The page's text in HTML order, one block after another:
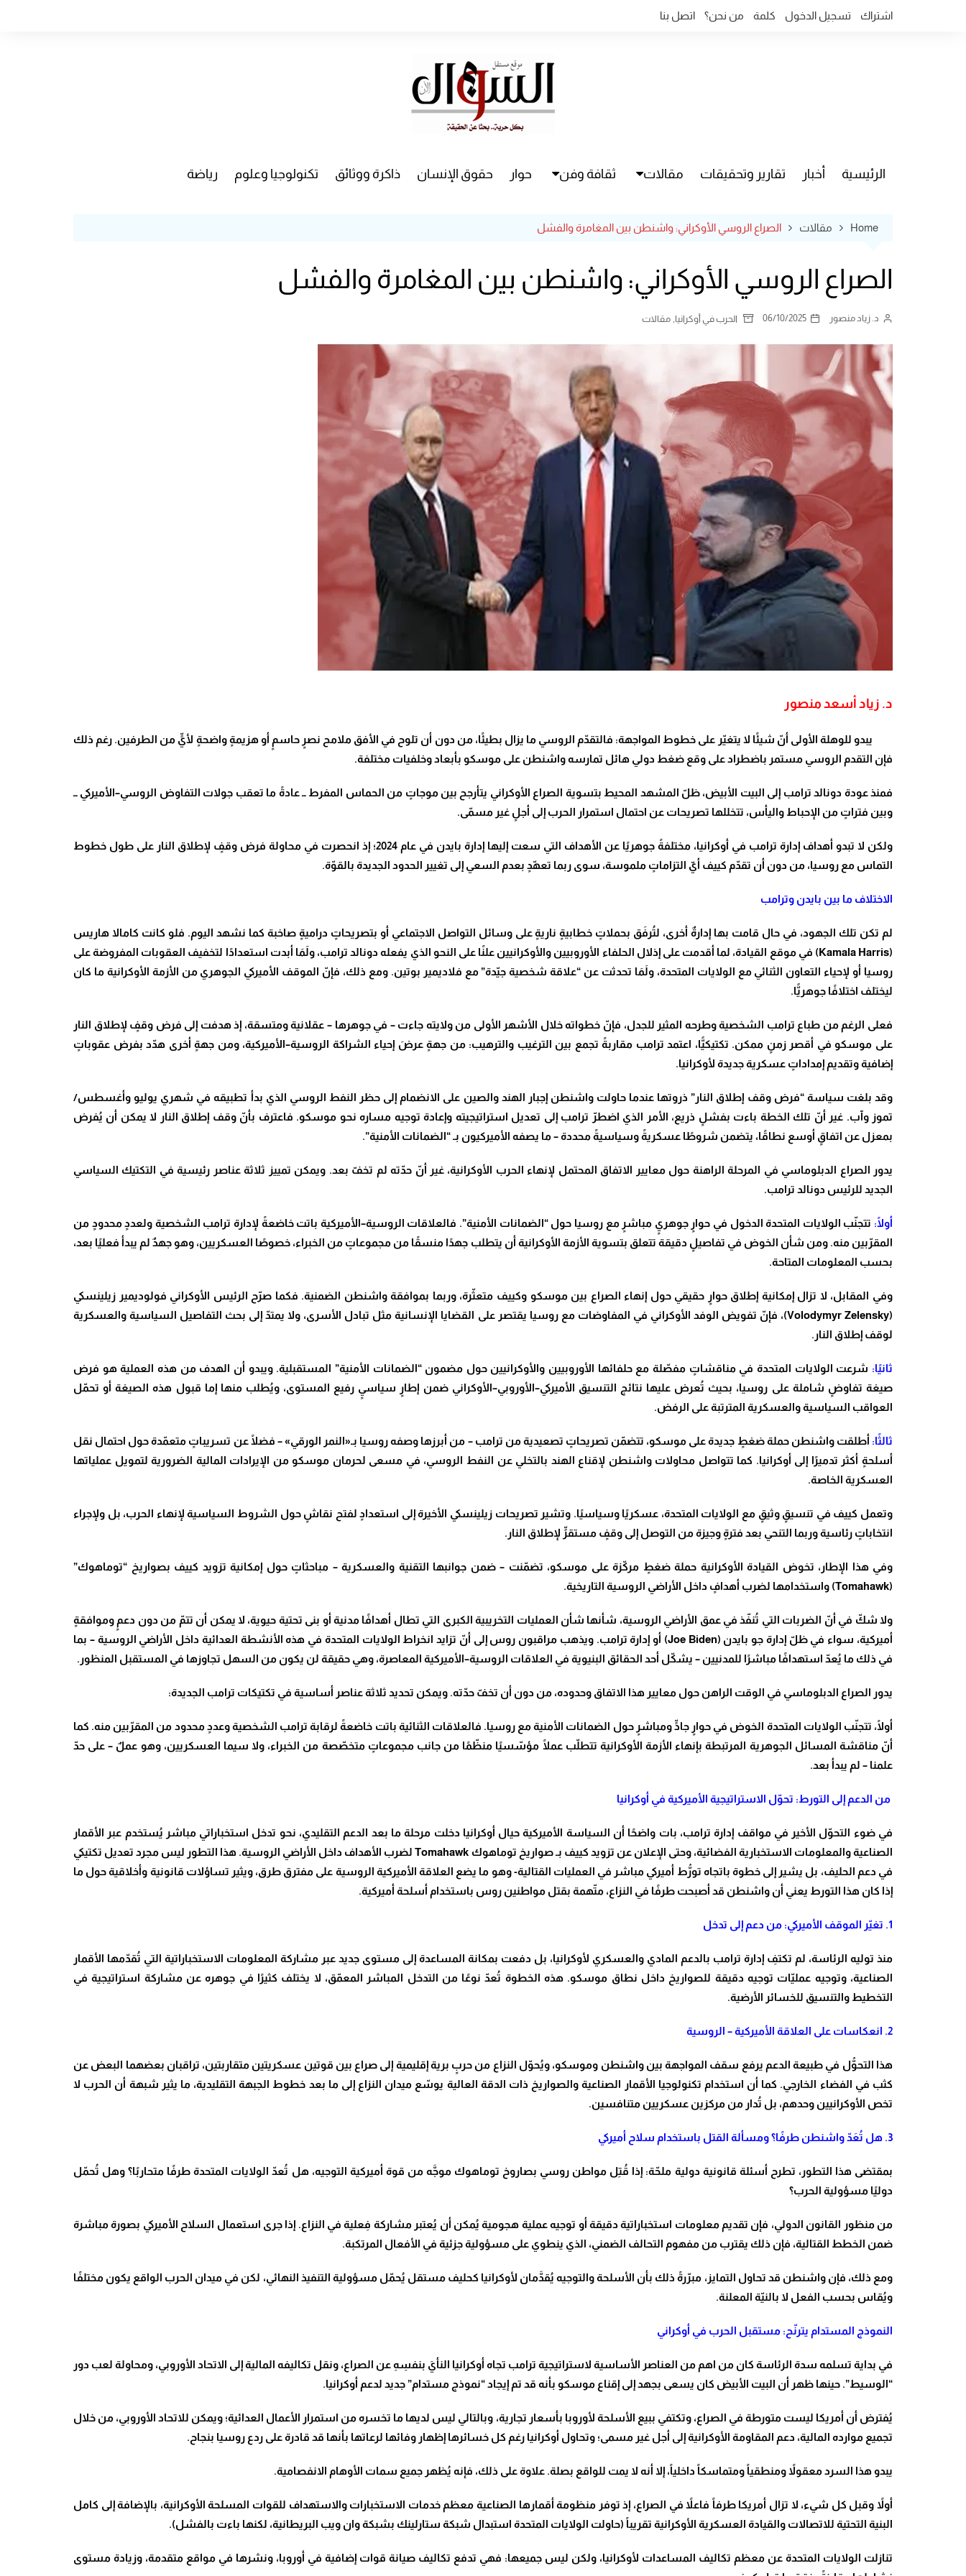
اشتراك تسجيل الدخول كلمة من نحن؟ اتصل بنا
الرئيسية أخبار تقارير وتحقيقات مقالات ثقافة وفن
مسرح
حوار حقوق الإنسان ذاكرة ووثائق تكنولوجيا وعلوم رياضة
Home مقالات الصراع الروسي الأوكراني: واشنطن بين المغامرة والفشل
الصراع الروسي الأوكراني: واشنطن بين المغامرة والفشل
د. زياد منصور 06/10/2025 الحرب في أوكرانيا مقالات
د. زياد أسعد منصور
يبدو للوهلة الأولى أنّ شيئًا لا يتغيّر على خطوط المواجهة: فالتقدّم الروسي ما يزال بطيئًا، من دون أن تلوح في الأفق ملامح نصرٍ حاسمٍ أو هزيمةٍ واضحةٍ لأيٍّ من الطرفين. رغم ذلك
فإن التقدم الروسي مستمر باضطراد على وقع ضغط دولي هائل تمارسه واشنطن على موسكو بأبعاد وخلفيات مختلفة.
فمنذ عودة دونالد ترامب إلى البيت الأبيض، ظلّ المشهد المحيط بتسوية الصراع الأوكراني يتأرجح بين موجاتٍ من الحماس المفرط ــ عادةً ما تعقب جولات التفاوض الروسي–الأميركي ــ
وبين فتراتٍ من الإحباط واليأس، تتخللها تصريحات عن احتمال استمرار الحرب إلى أجلٍ غير مسمّى.
ولكن لا تبدو أهداف إدارة ترامب في أوكرانيا، مختلفةً جوهريًا عن الأهداف التي سعت إليها إدارة بايدن في عام 2024؛ إذ انحصرت في محاولة فرض وقفٍ لإطلاق النار على طول خطوط
التماس مع روسيا، من دون أن تقدّم كييف أيّ التزاماتٍ ملموسة، سوى ربما تعهّدٍ بعدم السعي إلى تغيير الحدود الجديدة بالقوّة.
الاختلاف ما بين بايدن وترامب
لم تكن تلك الجهود، في حال قامت بها إدارةٌ أخرى، لتُرفَق بحملاتٍ خطابيةٍ ناريةٍ على وسائل التواصل الاجتماعي أو بتصريحاتٍ دراميةٍ صاخبة كما نشهد اليوم. فلو كانت كامالا هاريس
(Kamala Harris)
في موقع القيادة، لما أقدمت على إذلال الحلفاء الأوروبيين والأوكرانيين علنًا على النحو الذي يفعله دونالد ترامب، ولَمَا أبدت استعدادًا لتخفيف العقوبات المفروضة على
روسيا أو لإحياء التعاون الثنائي مع الولايات المتحدة، ولَمَا تحدثت عن “علاقة شخصية جيّدة” مع فلاديمير بوتين.ومع ذلك، فإنّ الموقف الأميركي الجوهري من الأزمة الأوكرانية ما كان
ليختلف اختلافًا جوهريًّا.
فعلى الرغم من طباع ترامب الشخصية وطرحه المثير للجدل، فإنّ خطواته خلال الأشهر الأولى من ولايته جاءت – في جوهرها – عقلانية ومتسقة، إذ هدفت إلى فرض وقفٍ لإطلاق النار
على موسكو في أقصر زمنٍ ممكن. تكتيكيًّا، اعتمد ترامب مقاربةً تجمع بين الترغيب والترهيب: من جهةٍ عرضَ إحياء الشراكة الروسية–الأميركية، ومن جهةٍ أخرى هدّد بفرض عقوباتٍ
إضافية وتقديم إمداداتٍ عسكرية جديدة لأوكرانيا.
وقد بلغت سياسة “فرض وقف إطلاق النار” ذروتها عندما حاولت واشنطن إجبار الهند والصين على الانضمام إلى حظر النفط الروسي الذي بدأ تطبيقه في شهري يوليو وأغسطس/
تموز وآب. غير أنّ تلك الخطة باءت بفشلٍ ذريع، الأمر الذي اضطرّ ترامب إلى تعديل استراتيجيته وإعادة توجيه مساره نحو موسكو. فاعترف بأنّ وقف إطلاق النار لا يمكن أن يُفرض
بمعزل عن اتفاقٍ أوسع نطاقًا، يتضمن شروطًا عسكريةً وسياسيةً محددة – ما يصفه الأميركيون بـ “الضمانات الأمنية”.
يدور الصراع الدبلوماسي في المرحلة الراهنة حول معايير الاتفاق المحتمل لإنهاء الحرب الأوكرانية، غير أنّ حدّته لم تخفّ بعد. ويمكن تمييز ثلاثة عناصر رئيسية في التكتيك السياسي
الجديد للرئيس دونالد ترامب.
أولًا: تتجنّب الولايات المتحدة الدخول في حوارٍ جوهريٍ مباشرٍ مع روسيا حول “الضمانات الأمنية”. فالعلاقات الروسية–الأميركية باتت خاضعةً لإدارة ترامب الشخصية ولعددٍ محدودٍ من
المقرّبين منه. ومن شأن الخوض في تفاصيلٍ دقيقة تتعلق بتسوية الأزمة الأوكرانية أن يتطلب جهدًا منسقًا من مجموعاتٍ من الخبراء، خصوصًا العسكريين، وهو جهدٌ لم يبدأ فعليًا بعد،
بحسب المعلومات المتاحة.
وفي المقابل، لا تزال إمكانية إطلاق حوارٍ حقيقي حول إنهاء الصراع بين موسكو وكييف متعثّرة، وربما بموافقة واشنطن الضمنية. فكما صرّح الرئيس الأوكراني فولوديمير زيلينسكي
(Volodymyr Zelensky)
، فإنّ تفويض الوفد الأوكراني في المفاوضات مع روسيا يقتصر على القضايا الإنسانية مثل تبادل الأسرى، ولا يمتدّ إلى بحث التفاصيل السياسية والعسكرية
لوقف إطلاق النار .
ثانيًا: شرعت الولايات المتحدة في مناقشاتٍ مفصّلة مع حلفائها الأوروبيين والأوكرانيين حول مضمون “الضمانات الأمنية” المستقبلية. ويبدو أن الهدف من هذه العملية هو فرض
صيغة تفاوضٍ شاملة على روسيا، بحيث تُعرض عليها نتائج التنسيق الأميركي–الأوروبي–الأوكراني ضمن إطارٍ سياسيٍ رفيع المستوى، ويُطلب منها إما قبول هذه الصيغة أو تحمّل
العواقب السياسية والعسكرية المترتبة على الرفض.
ثالثًا: أطلقت واشنطن حملة ضغطٍ جديدة على موسكو، تتضمّن تصريحاتٍ تصعيدية من ترامب – من أبرزها وصفه روسيا بـ«النمر الورقي» – فضلًا عن تسريباتٍ متعمّدة حول احتمال نقل
أسلحةٍ أكثر تدميرًا إلى أوكرانيا. كما تتواصل محاولات واشنطن لإقناع الهند بالتخلي عن النفط الروسي، في مسعى لحرمان موسكو من الإيرادات المالية الضرورية لتمويل عملياتها
العسكرية الخاصة.
وتعمل كييف في تنسيقٍ وثيقٍ مع الولايات المتحدة، عسكريًا وسياسيًا. وتشير تصريحات زيلينسكي الأخيرة إلى استعدادٍ لفتح نقاشٍ حول الشروط السياسية لإنهاء الحرب، بل ولإجراء
انتخاباتٍ رئاسية وربما التنحي بعد فترةٍ وجيزة من التوصل إلى وقفٍ مستقرٍّ لإطلاق النار .
وفي هذا الإطار، تخوض القيادة الأوكرانية حملة ضغطٍ مركّزة على موسكو، تضمّنت – ضمن جوانبها التقنية والعسكرية – مباحثاتٍ حول إمكانية تزويد كييف بصواريخ “توماهوك”
(Tomahawk)
واستخدامها لضرب أهدافٍ داخل الأراضي الروسية التاريخية.
ولا شكّ في أنّ الضربات التي تُنفّذ في عمق الأراضي الروسية، شأنها شأن العمليات التخريبية الكبرى التي تطال أهدافًا مدنية أو بنى تحتية حيوية، لا يمكن أن تتمّ من دون دعمٍ وموافقةٍ
أميركية، سواء في ظلّ إدارة جو بايدن (Joe Biden) أو إدارة ترامب. ويذهب مراقبون روس إلى أنّ تزايد انخراط الولايات المتحدة في هذه الأنشطة العدائية داخل الأراضي الروسية – بما
في ذلك ما يُعدّ استهدافًا مباشرًا للمدنيين – يشكّل أحد الحقائق البنيوية في العلاقات الروسية–الأميركية المعاصرة، وهي حقيقة لن يكون من السهل تجاوزها في المستقبل المنظور.
يدور الصراع الدبلوماسي في الوقت الراهن حول معايير هذا الاتفاق وحدوده، من دون أن تخفّ حدّته. ويمكن تحديد ثلاثة عناصر أساسية في تكتيكات ترامب الجديدة:
أولًا، تتجنّب الولايات المتحدة الخوض في حوارٍ جادٍّ ومباشرٍ حول الضمانات الأمنية مع روسيا. فالعلاقات الثنائية باتت خاضعةً لرقابة ترامب الشخصية وعددٍ محدود من المقرّبين منه. كما
أنّ مناقشة المسائل الجوهرية المرتبطة بإنهاء الأزمة الأوكرانية تتطلّب عملًا مؤسّسيًا منظّمًا من جانب مجموعاتٍ متخصّصة من الخبراء، ولا سيما العسكريين، وهو عملٌ – على حدّ
علمنا – لم يبدأ بعد.
من الدعم إلى التورط: تحوّل الاستراتيجية الأميركية في أوكرانيا
في ضوء التحوّل الأخير في مواقف إدارة ترامب، بات واضحًا أن السياسة الأميركية حيال أوكرانيا دخلت مرحلة ما بعد الدعم التقليدي، نحو تدخل استخباراتي مباشر يُستخدم عبر الأقمار
الصناعية والمعلومات الاستخبارية الفضائية، وحتى الإعلان عن تزويد كييف بـ صواريخ توماهوك
لضرب الأهداف داخل الأراضي الروسية. هذا التطور ليس مجرد تعديل تكتيكي
في دعم الحليف، بل يشير إلى خطوة باتجاه تورُّط أميركي مباشر في العمليات القتالية- وهو ما يضع العلاقة الأميركية الروسية على مفترق طرق، ويثير تساؤلات قانونية وأخلاقية حول ما
إذا كان هذا التورط يعني أن واشنطن قد أصبحت طرفًا في النزاع، متّهمة بقتل مواطنين روس باستخدام أسلحة أميركية.
1
. تغيّر الموقف الأميركي: من دعم إلى تدخل
منذ توليه الرئاسة، لم تكتفِ إدارة ترامب بالدعم المادي والعسكري لأوكرانيا، بل دفعت بمكانة المساعدة إلى مستوى جديد عبر مشاركة المعلومات الاستخباراتية التي تُقدّمها الأقمار
الصناعية، وتوجيه عمليّات توجيه دقيقة للصواريخ داخل نطاق موسكو. هذه الخطوة تُعدّ نوعًا من التدخل المباشر المعمّق، لا يختلف كثيرًا في جوهره عن مشاركة استراتيجية في
التخطيط والتنسيق للخسائر الأرضية.
2
. انعكاسات على العلاقة الأميركية – الروسية
هذا التحوُّل في طبيعة الدعم يرفع سقف المواجهة بين واشنطن وموسكو، ويُحوّل النزاع من حربٍ برية إقليمية إلى صراع بين قوتين عسكريتين متقاربتين، تراقبان بعضهما البعض عن
كثب في الفضاء الخارجي. كما أن استخدام تكنولوجيا الأقمار الصناعية والصواريخ ذات الدقة العالية يوسّع ميدان النزاع إلى ما بعد خطوط الجبهة التقليدية، ما يثير شبهة أن الحرب لا
تخص الأوكرانيين وحدهم، بل تُدار من مركزين عسكريين متنافسين.
3
. هل تُعَدّ واشنطن طرفًا؟ ومسألة القتل باستخدام سلاح أميركي
بمقتضى هذا التطور، تطرح أسئلة قانونية دولية ملحّة: إذا قُتِل مواطن روسي بصاروخ توماهوك موجَّه من قوة أميركية التوجيه، هل تُعدّ الولايات المتحدة طرفًا متحاربًا؟ وهل تُحمّل
دوليًا مسؤولية الحرب؟
من منظور القانون الدولي، فإن تقديم معلومات استخباراتية دقيقة أو توجيه عملية هجومية يُمكن أن يُعتبر مشاركة فِعلية في النزاع. إذا جرى استعمال السلاح الأميركي بصورة مباشرة
ضمن الخطط القتالية، فإن ذلك يقترب من مفهوم التحالف الضمني، الذي ينطوي على مسؤولية جزئية في الأفعال المرتكبة.
ومع ذلك، فإن واشنطن قد تحاول التمايز، مبرّرةً ذلك بأن الأسلحة والتوجيه يُقدَّمان لأوكرانيا كحليف مستقل يُحمّل مسؤولية التنفيذ النهائي، لكن في ميدان الحرب الواقع يكون مختلفًا
ويُقاس بحسب الفعل لا بالنيّة المعلنة.
النموذج المستدام يترنّح: مستقبل الحرب في أوكراني
في بداية تسلمه سدة الرئاسة كان من اهم من العناصر الأساسية لاستراتيجية ترامب تجاه أوكرانيا النأيَ بنفسِهِ عن الصراع، ونقل تكاليفه المالية إلى الاتحاد الأوروبي، ومحاولة لعب دور
“الوسيط”. حينها ظهر أن البيت الأبيض كان يسعى بجهدإلى إقناع موسكو بأنه قد تم إيجاد “نموذج مستدام” جديد لدعم أوكرانيا.
يُفترض أن أمريكا ليست متورطة في الصراع، وتكتفي ببيع الأسلحة لأوروبا بأسعار تجارية، وبالتالي ليس لديها ما تخسره من استمرار الأعمال العدائية؛ ويمكن للاتحاد الأوروبي، من خلال
تجميع موارده المالية، دعم المقاومة الأوكرانية إلى أجل غير مسمى؛ وتحاول أوكرانيا رغم كل خسائرها إظهار وفائها لرعاتها بأنها قد قادرة على ردع روسيا بنجاح .
يبدو هذا السرد معقولاً ومنطقياً ومتماسكاً داخلياً، إلا أنه لا يمت للواقع بصلة. علاوة على ذلك، فإنه يُظهر جميع سمات الأوهام الانفصامية.
أولاً وقبل كل شيء، لا تزال أمريكا طرفاً فاعلاً في الصراع، إذ توفر منظومة أقمارها الصناعية معظم خدمات الاستخبارات والاستهداف للقوات المسلحة الأوكرانية، بالإضافة إلى كامل
البنية التحتية للاتصالات والقيادة العسكرية الأوكرانية تقريباً (حاولت الولايات المتحدة استبدال شبكة ستارلينك بشبكة وان ويب البريطانية، لكنها باءت بالفشل).
تنازلت الولايات المتحدة عن معظم تكاليف المساعدات لأوكرانيا، ولكن ليس جميعها: فهي تدفع تكاليف صيانة قوات إضافية في أوروبا، ونشرها في مواقع متقدمة، وزيادة مستوى